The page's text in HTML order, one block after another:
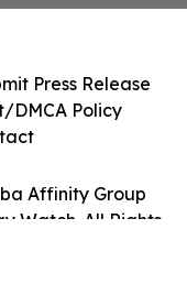
Affinity Group
Watch. All Rights
Press Release
DMCA Policy